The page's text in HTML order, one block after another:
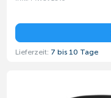
Lieferzeit: 7 bis 10 Tage